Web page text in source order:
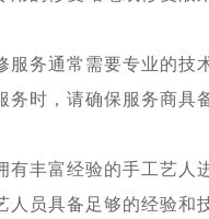
通常需要专业的技
时，请确保服务商具
富经验的手工艺人
员具备足够的经验和